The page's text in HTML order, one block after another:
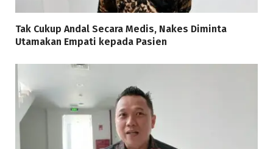
Tak Cukup Andal Secara Medis, Nakes Diminta
Utamakan Empati kepada Pasien